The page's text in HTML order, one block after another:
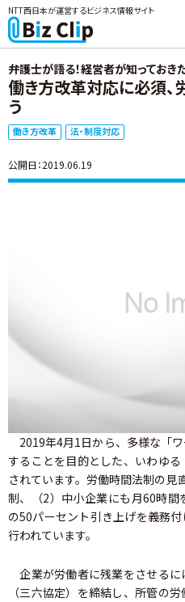
NTT西日本が運営するビジネス情報サイト
弁護士が語る！経営者が知っておき
働き方改革対応に必須
う
働き方改革 法・制度対応
公開日：2019.06.19
2019年4月1日から、多様な「
することを目的とした、いわゆ
されています。労働時間法制の
制、（2）中小企業にも月60時
の50パーセント引き上げを義務
行われています。
企業が労働者に残業をさせる
（三六協定）を締結し、所管の